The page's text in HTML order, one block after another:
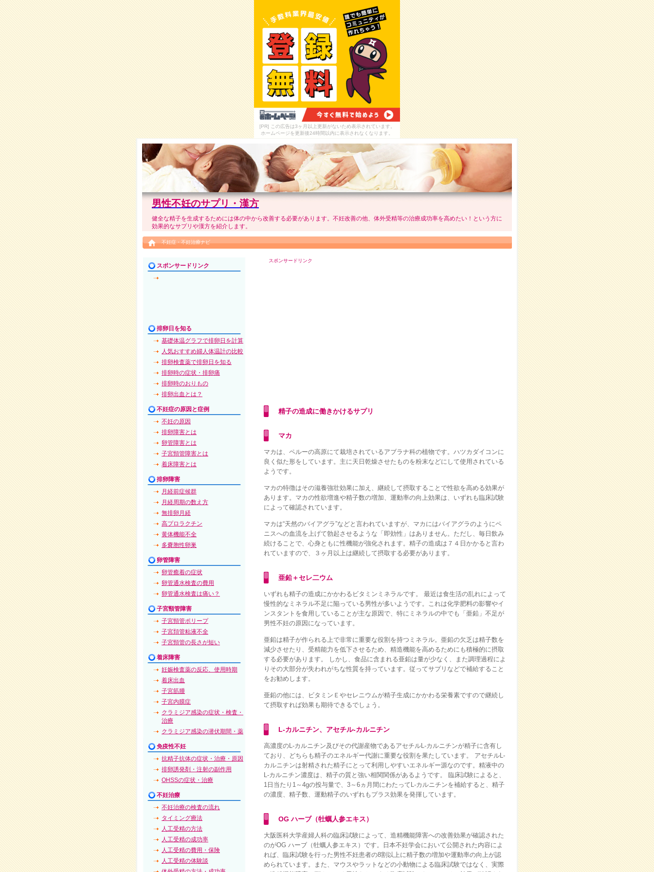
[PR] この広告は3ヶ月以上更新がないため表示されています。
ホームページを更新後24時間以内に表示されなくなります。
男性不妊のサプリ・漢方
健全な精子を生成するためには体の中から改善する必要があります。不妊改善の他、体外受精等の治療成功率を高めたい！という方に
効果的なサプリや漢方を紹介します。
不妊症・不妊治療ナビ
スポンサードリンク
精子の造成に働きかけるサプリ
マカ
マカは、ペルーの高原にて栽培されているアブラナ科の植物です。ハツカダイコンに
良く似た形をしています。主に天日乾燥させたものを粉末などにして使用されている
ようです。
マカの特徴はその滋養強壮効果に加え、継続して摂取することで性欲を高める効果が
あります。マカの性欲増進や精子数の増加、運動率の向上効果は、いずれも臨床試験
によって確認されています。
マカは“天然のバイアグラ”などと言われていますが、マカにはバイアグラのようにペ
ニスへの血流を上げて勃起させるような「即効性」はありません。ただし、毎日飲み
続けることで、心身ともに性機能が強化されます。精子の造成は７４日かかると言わ
れていますので、３ヶ月以上は継続して摂取する必要があります。
亜鉛＋セレ二ウム
いずれも精子の造成にかかわるビタミンミネラルです。 最近は食生活の乱れによって
慢性的なミネラル不足に陥っている男性が多いようです。これは化学肥料の影響やイ
ンスタントを食用していることが主な原因で、特にミネラルの中でも「亜鉛」不足が
男性不妊の原因になっています。
亜鉛は精子が作られる上で非常に重要な役割を持つミネラル。亜鉛の欠乏は精子数を
減少させたり、受精能力を低下させるため、精造機能を高めるためにも積極的に摂取
する必要があります。 しかし、食品に含まれる亜鉛は量が少なく、また調理過程によ
りその大部分が失われがちな性質を持っています。従ってサプリなどで補給すること
をお勧めします。
亜鉛の他には、ビタミンＥやセレニウムが精子生成にかかわる栄養素ですので継続し
て摂取すれば効果も期待できるでしょう。
L-カルニチン、アセチル-カルニチン
高濃度のL-カルニチン及びその代謝産物であるアセチルL-カルニチンが精子に含有し
ており、どちらも精子のエネルギー代謝に重要な役割を果たしています。 アセチルL-
カルニチンは射精された精子にとって利用しやすいエネルギー源なのです。精液中の
L-カルニチン濃度は、精子の質と強い相関関係があるようです。 臨床試験によると、
1日当たり1～4gの投与量で、3～6ヵ月間にわたってL-カルニチンを補給すると、精子
の濃度、精子数、運動精子のいずれもプラス効果を発揮しています。
OG ハーブ（牡蠣人参エキス）
大阪医科大学産婦人科の臨床試験によって、造精機能障害への改善効果が確認された
のがOG ハーブ（牡蠣人参エキス）です。日本不妊学会において公開された内容によ
れば、臨床試験を行った男性不妊患者の8割以上に精子数の増加や運動率の向上が認
められています。また、マウスやラットなどの小動物による臨床試験ではなく、実際
スポンサードリンク
排卵日を知る
基礎体温グラフで排卵日を計算
人気おすすめ婦人体温計の比較
排卵検査薬で排卵日を知る
排卵時の症状・排卵痛
排卵時のおりもの
排卵出血とは？
不妊症の原因と症例
不妊の原因
排卵障害とは
卵管障害とは
子宮頸管障害とは
着床障害とは
排卵障害
月経前症候群
月経周期の数え方
無排卵月経
高プロラクチン
黄体機能不全
多嚢胞性卵巣
卵管障害
卵管癒着の症状
卵管通水検査の費用
卵管通水検査は痛い？
子宮頸管障害
子宮頸管ポリープ
子宮頚管粘液不全
子宮頸管の長さが短い
着床障害
妊娠検査薬の反応、使用時期
着床出血
子宮筋腫
子宮内膜症
クラミジア感染の症状・検査・
治療
クラミジア感染の潜伏期間・薬
免疫性不妊
抗精子抗体の症状・治療・原因
排卵誘発剤・注射の副作用
OHSSの症状・治療
不妊治療
不妊治療の検査の流れ
タイミング療法
人工受精の方法
人工受精の成功率
人工受精の費用・保険
人工受精の体験談